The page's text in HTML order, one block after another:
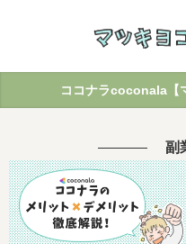
ココナラcoconala【
副